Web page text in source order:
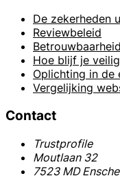
De zekerheden
Reviewbeleid
Hoe blijf je
Oplichting in de
Vergelijking
Contact
Trustprofile
Moutlaan 32
7523 MD